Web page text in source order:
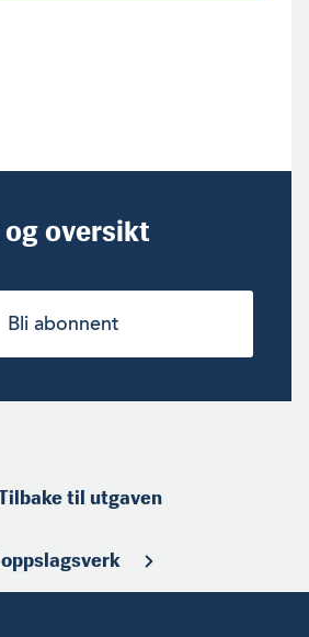
oversikt
Bli abonnent
til utgaven